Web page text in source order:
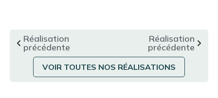
Réalisation
précédente
VOIR TOUTES NOS RÉALISATIONS
Réalisation
précédente